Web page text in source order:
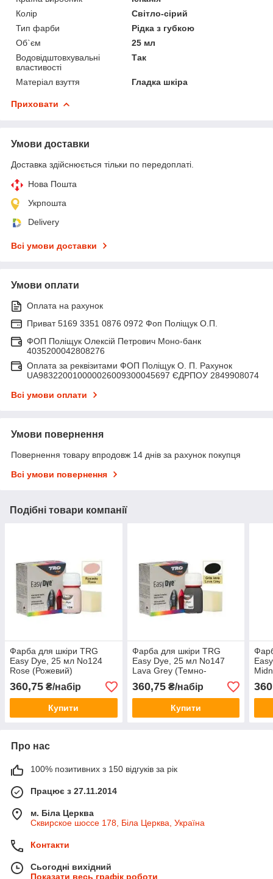
Колір
Світло-сірий
Тип фарби
Рідка з губкою
Об`єм
25 мл
Водовідштовхувальні
властивості
Так
Матеріал взуття Гладка шкіра
Приховати
Умови доставки
Доставка здійснюється тільки по передоплаті.
Нова Пошта
Укрпошта
Delivery
Всі умови доставки
Умови оплати
Оплата на рахунок
Приват 5169 3351 0876 0972 Фоп Поліщук О.П.
ФОП Поліщук Олексій Петрович Моно-банк
4035200042808276
Оплата за реквізитами ФОП Поліщук О. П. Рахунок
UA983220010000026009300045697 ЄДРПОУ 2849908074
Всі умови оплати
Умови повернення
Повернення товару впродовж 14 днів за рахунок покупця
Всі умови повернення
Подібні товари компанії
Фарба для шкіри TRG
Easy Dye, 25 мл No124
Rose (Рожевий)
360,75 ₴/набір
Купити
Фарба для шкіри TRG
Easy Dye, 25 мл No147
Lava Grey (Темно-
м'ясний)
360,75₴/набір
Купити
Про нас
100% позитивних з 150 відгуків за рік
Працює з 27.11.2014
м. Біла Церква
Сквирское шоссе 178, Біла Церква, Україна
Контакти
Сьогодні вихідний
Показати весь графік роботи